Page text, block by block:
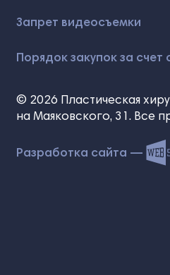
Запрет видеосъемки
Порядок закупок за
© 2026 Пластическая
на Маяковского, 31. Все
Разработка сайта —